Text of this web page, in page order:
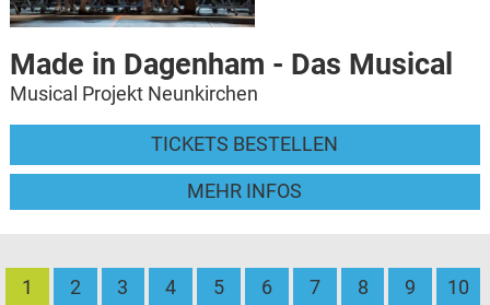
Made in Dagenham - Das Musical
Musical Projekt Neunkirchen
TICKETS BESTELLEN
MEHR INFOS
1 2 3 4 5 6 7 8 9
10